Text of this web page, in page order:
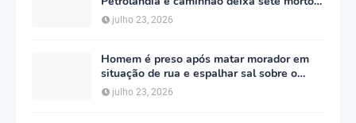
em Floresta
julho 23, 2026
Homem é preso após matar morador em
situação de rua e espalhar sal sobre o
corpo em Serra Talhada
julho 23, 2026